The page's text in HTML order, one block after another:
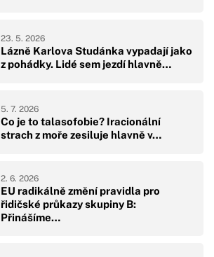
Lázně Karlova Studánka vypadají jako
z pohádky. Lidé sem jezdí hlavně…
23. 5. 2026
Co je to talasofobie? Iracionální
strach z moře zesiluje hlavně v…
5. 7. 2026
EU radikálně změní pravidla pro
řidičské průkazy skupiny B:
Přinášíme…
2. 6. 2026